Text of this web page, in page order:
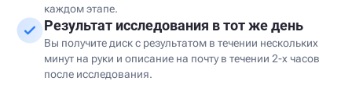
каждом этапе.
Результат исследования в тот же день
Вы получите диск с результатом в течении нескольких
минут на руки и описание на почту в течении 2-х часов
после исследования.